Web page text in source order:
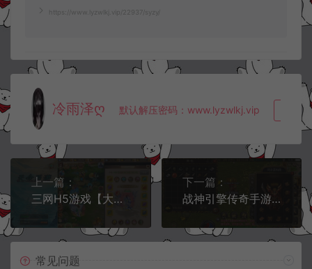
https://www.lyzwlkj.vip/22937/syzy/
冷雨泽ღ 默认解压密码：www.lyzwlkj.vip 复
上一篇：
三网H5游戏【大圣轮回之天命西游H5】9月最新整理Linux手工服务端+GM授权后台+详细搭建教程+视频教程
下一篇：
战神引擎传奇手游【凌天沉默三职业开区版】9月最新整理Win一键服务端+GM授权后台+安卓苹果双端+详细搭建教程+视频教程
常见问题